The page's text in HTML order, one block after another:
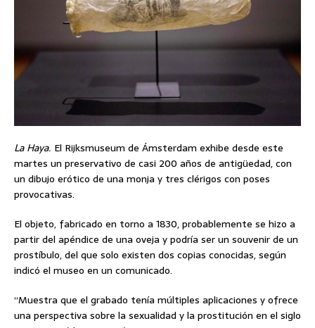
La Haya. El Rijksmuseum de Ámsterdam exhibe desde este
martes un preservativo de casi 200 años de antigüedad, con
un dibujo erótico de una monja y tres clérigos con poses
provocativas.
El objeto, fabricado en torno a 1830, probablemente se hizo a
partir del apéndice de una oveja y podría ser un souvenir de un
prostíbulo, del que solo existen dos copias conocidas, según
indicó el museo en un comunicado.
“Muestra que el grabado tenía múltiples aplicaciones y ofrece
una perspectiva sobre la sexualidad y la prostitución en el siglo